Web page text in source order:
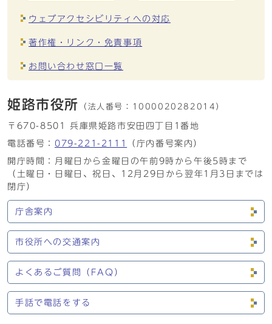
ウェブアクセシビリティへの対応
著作権・リンク・免責事項
お問い合わせ窓口一覧
姫路市役所 （法人番号： 1000020282014）
〒670-8501 兵庫県姫路市安田四丁目1番地
電話番号： 079-221-2111
（庁内番号案内）
開庁時間：月曜日から金曜日の午前9時から午後5時まで
（土曜日・日曜日、祝日、12月29日から翌年1月3日までは
閉庁）
庁舎案内
市役所への交通案内
よくあるご質問（FAQ）
手話で電話をする